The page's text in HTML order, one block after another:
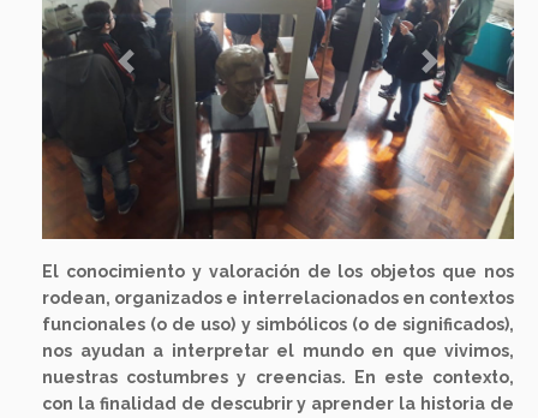
Previous Next
El conocimiento y valoración de los objetos que nos
rodean, organizados e interrelacionados en contextos
funcionales (o de uso) y simbólicos (o de significados),
nos ayudan a interpretar el mundo en que vivimos,
nuestras costumbres y creencias. En este contexto,
con la finalidad de descubrir y aprender la historia de